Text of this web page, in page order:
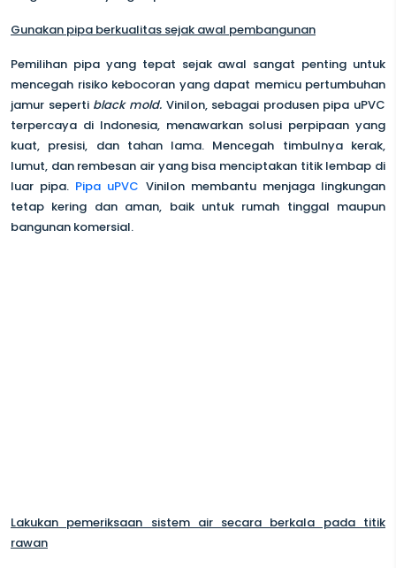
Gunakan pipa berkualitas sejak awal pembangunan
Pemilihan pipa yang tepat sejak awal sangat penting untuk
mencegah risiko kebocoran yang dapat memicu pertumbuhan
jamur sepertiblack mold. Vinilon, sebagai produsen pipa uPVC
terpercaya di Indonesia, menawarkan solusi perpipaan yang
kuat, presisi, dan tahan lama. Mencegah timbulnya kerak,
lumut, dan rembesan air yang bisa menciptakan titik lembap di
luar pipa. Pipa uPVC Vinilon membantu menjaga lingkungan
tetap kering dan aman, baik untuk rumah tinggal maupun
bangunan komersial.
Lakukan pemeriksaan sistem air secara berkala pada titik
rawan